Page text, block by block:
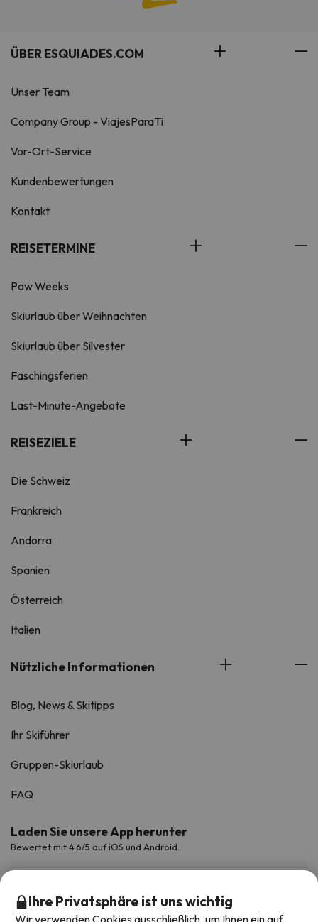
ÜBER ESQUIADES.COM
Unser Team
Company Group - ViajesParaTi
Vor-Ort-Service
Kundenbewertungen
Kontakt
REISETERMINE
Pow Weeks
Skiurlaub über Weihnachten
Skiurlaub über Silvester
Faschingsferien
Last-Minute-Angebote
REISEZIELE
Die Schweiz
Frankreich
Andorra
Spanien
Österreich
Italien
Nützliche Informationen
Blog, News & Skitipps
Ihr Skiführer
Gruppen-Skiurlaub
FAQ
Laden Sie unsere App herunter
Bewertet mit 4.6/5 auf iOS und Android.
Ihre Privatsphäre ist uns wichtig
Wir verwenden Cookies ausschließlich, um Ihnen ein auf